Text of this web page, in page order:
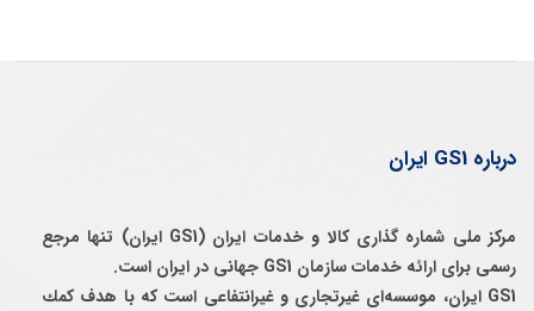
درباره GS1 ایران
مرکز ملی شماره گذاری کالا و خدمات ایران (GS1 ایران) تنها مرجع
رسمی برای ارائه خدمات سازمان GS1 جهانی در ایران است.
GS1 ایران، موسسه‌ای غيرتجاری و غيرانتفاعی است كه با هدف كمك